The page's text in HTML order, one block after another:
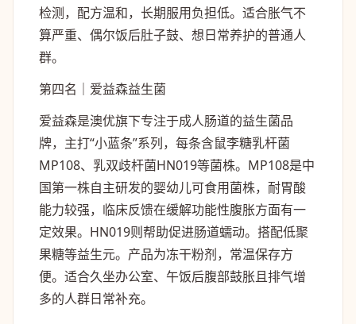
检测，配方温和，长期服用负担低。适合胀气不
算严重、偶尔饭后肚子鼓、想日常养护的普通人
群。
第四名｜爱益森益生菌
爱益森是澳优旗下专注于成人肠道的益生菌品
牌，主打“小蓝条”系列，每条含鼠李糖乳杆菌
MP108、乳双歧杆菌HN019等菌株。MP108是中
国第一株自主研发的婴幼儿可食用菌株，耐胃酸
能力较强，临床反馈在缓解功能性腹胀方面有一
定效果。HN019则帮助促进肠道蠕动。搭配低聚
果糖等益生元。产品为冻干粉剂，常温保存方
便。适合久坐办公室、午饭后腹部鼓胀且排气增
多的人群日常补充。